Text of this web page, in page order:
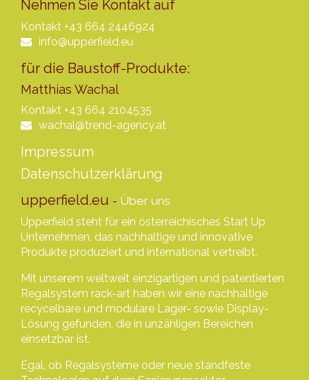
Nehmen Sie Kontakt auf
Kontakt +43 664 2446924
info@upperfield.eu
für die Baustoff-Produkte:
Matthias Wachal
Kontakt +43 664 2104535
wachal@trend-agency.at
Impressum
Datenschutzerklärung
upperfield.eu - Über uns
Upperfield steht für ein österreichisches Start Up
Unternehmen, das nachhaltige und innovative
Produkte produziert und international vertreibt.
Mit unserem weltweit einzigartigen und patentierten
Regalsystem rack-art haben wir eine nachhaltige
recycelbare und modulare Lager- sowie Display-
Lösung gefunden, die in unzähligen Bereichen
einsetzbar ist.
Egal, ob Regalsysteme oder neue standfeste